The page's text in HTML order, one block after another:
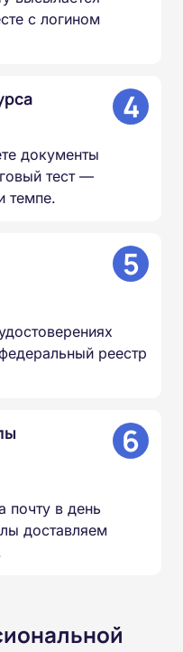
с логином
4
документы
тест —
темпе.
5
реестр
6
почту в день
доставляем